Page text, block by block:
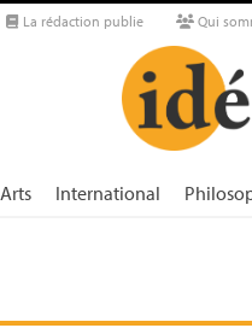
La rédaction publie Qui
Arts International